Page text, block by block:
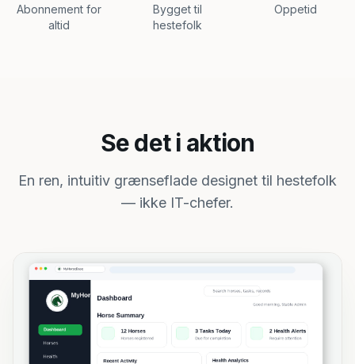
Abonnement for
altid
Bygget til
hestefolk
Oppetid
Se det i aktion
En ren, intuitiv grænseflade designet til hestefolk
— ikke IT-chefer.